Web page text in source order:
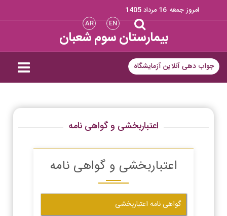
امروز جمعه 16 مرداد 1405
EN
AR
بیمارستان سوم شعبان
جواب دهی آنلاین آزمایشگاه
اعتباربخشی و گواهی نامه
اعتباربخشی و گواهی نامه
گواهی نامه اعتباربخشی